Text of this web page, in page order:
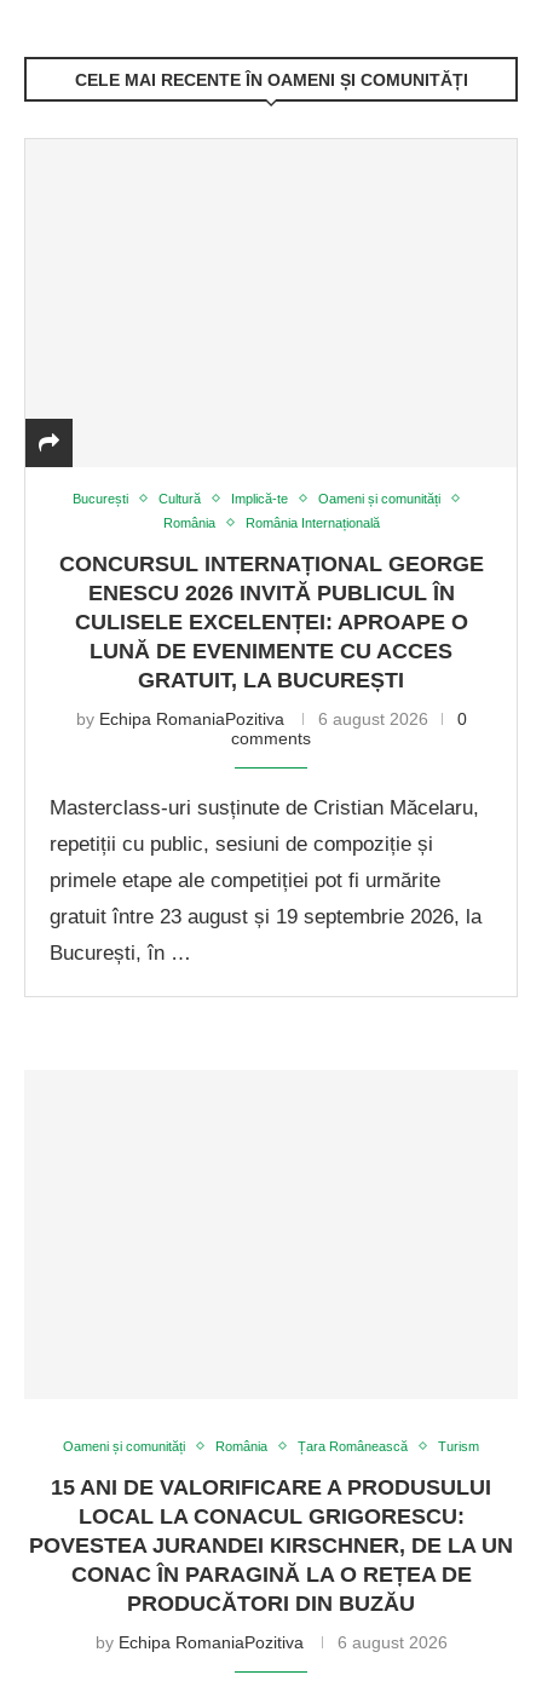
CELE MAI RECENTE ÎN OAMENI ȘI COMUNITĂȚI
București Cultură Implică-te
Oameni și comunități
România
România Internațională
CONCURSUL INTERNAȚIONAL GEORGE
ENESCU 2026 INVITĂ PUBLICUL ÎN
CULISELE EXCELENȚEI: APROAPE O
LUNĂ DE EVENIMENTE CU ACCES
GRATUIT, LA BUCUREȘTI
by Echipa RomaniaPozitiva 6 august 2026
0
comments
Masterclass-uri susținute de Cristian Măcelaru,
repetiții cu public, sesiuni de compoziție și
primele etape ale competiției pot fi urmărite
gratuit între 23 august și 19 septembrie 2026, la
București, în …
Oameni și comunități România Țara Românească Turism
15 ANI DE VALORIFICARE A PRODUSULUI
LOCAL LA CONACUL GRIGORESCU:
POVESTEA JURANDEI KIRSCHNER, DE LA UN
CONAC ÎN PARAGINĂ LA O REȚEA DE
PRODUCĂTORI DIN BUZĂU
by Echipa RomaniaPozitiva 6 august 2026